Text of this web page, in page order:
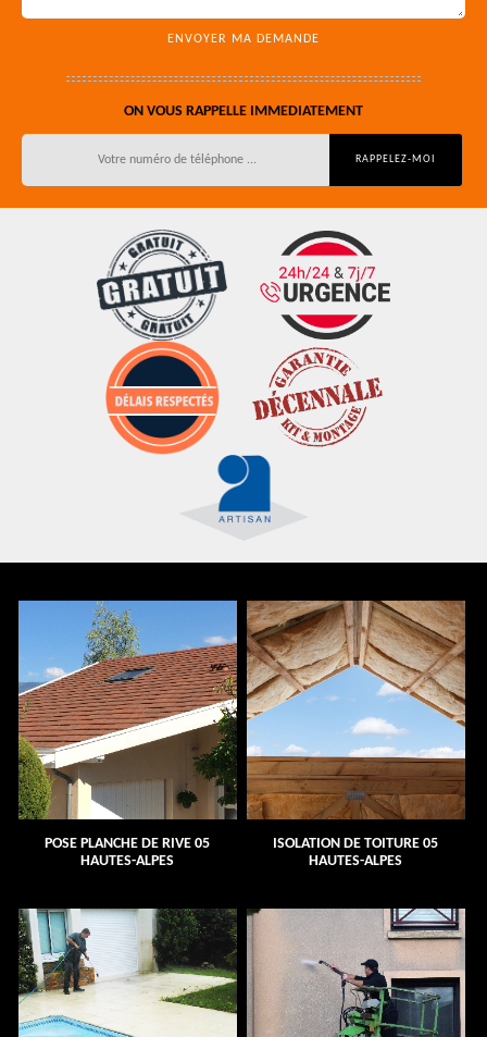
ON VOUS RAPPELLE IMMEDIATEMENT
POSE PLANCHE DE RIVE 05
HAUTES-ALPES
ISOLATION DE TOITURE 05
HAUTES-ALPES